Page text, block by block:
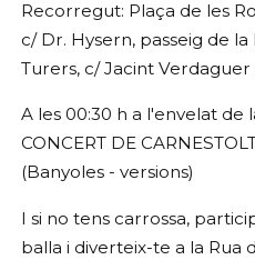
Recorregut: Plaça de les
c/ Dr. Hysern, passeig de
Turers, c/ Jacint Verdaguer
A les 00:30 h a l'envelat de
CONCERT DE
(Banyoles - versions)
I si no tens carrossa,
balla i diverteix-te a la Rua